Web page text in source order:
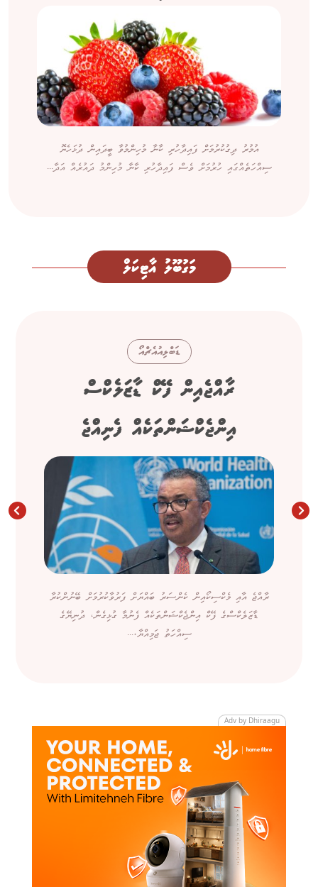
އުމުރު ދިގުކުރުމަށް ފައިދާހުރި ކާނާ މުހިންމުވާ ބީދައިން ދުޅަހެޔޮ
ސިއްހަތެއްގައި ހުރުމަށް ވެސް ފައިދާހުރި ކާނާ މުހިންމު ދައުރެއް އަދާ...
މަގުބޫލު އާޓިކަލް
ޑަބްލިއުއެޗްއޯ
ރާއްޖެއިން ފޭކް ޑާޒަލެކްސް
އިންޖެކްޝަންތަކެއް ފެނިއްޖެ
ރާއްޖެ އާއި މެކްސިކޯއިން ކެންސަރު ބައްޔަށް ފަރުވާކުރުމަށް ބޭނުންކުރާ
ޑާޒަލެކްސްގެ ފޭކް އިންޖެކްޝަންތަކެއް ފެނުމާ ގުޅިގެން، ދުނިޔޭގެ
ސިއްހަތު ޖަމިއްޔާ،...
Adv by Dhiraagu